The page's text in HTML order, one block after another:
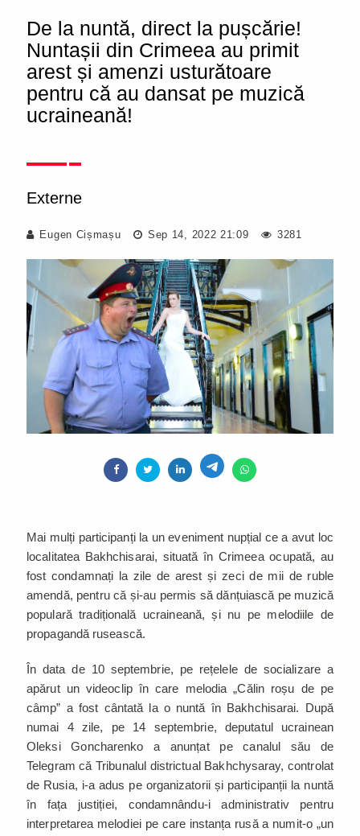
De la nuntă, direct la pușcărie!
Nuntașii din Crimeea au primit
arest și amenzi usturătoare
pentru că au dansat pe muzică
ucraineană!
Externe
Eugen Cișmașu Sep 14, 2022 21:09 3281
Mai mulți participanți la un eveniment nupțial ce a avut loc
localitatea Bakhchisarai, situată în Crimeea ocupată, au
fost condamnați la zile de arest și zeci de mii de ruble
amendă, pentru că și-au permis să dănțuiască pe muzică
populară tradițională ucraineană, și nu pe melodiile de
propagandă rusească.
În data de 10 septembrie, pe rețelele de socializare a
apărut un videoclip în care melodia „Călin roșu de pe
câmp” a fost cântată la o nuntă în Bakhchisarai. După
numai 4 zile, pe 14 septembrie, deputatul ucrainean
Oleksi Goncharenko a anunțat pe canalul său de
Telegram că Tribunalul districtual Bakhchysaray, controlat
de Rusia, i-a adus pe organizatorii și participanții la nuntă
în fața justiției, condamnându-i administrativ pentru
interpretarea melodiei pe care instanța rusă a numit-o „un